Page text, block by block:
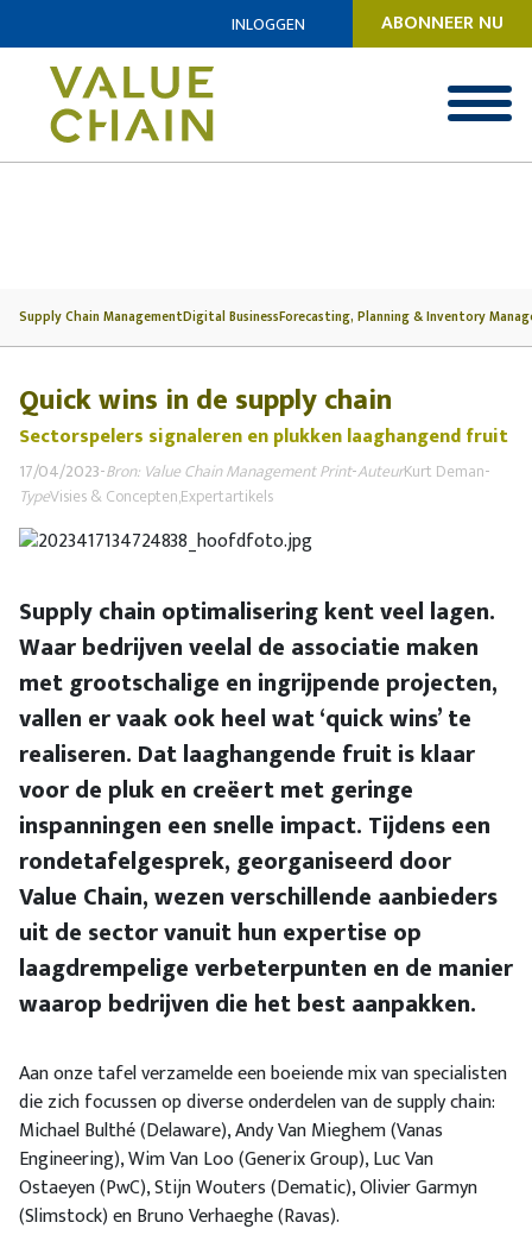
INLOGGEN ABONNEER NU
Supply Chain ManagementDigital BusinessForecasting, Planning & Inventory
Quick wins in de supply chain
Sectorspelers signaleren en plukken laaghangend fruit
17/04/2023-Bron: Value Chain Management Print-AuteurKurt Deman-
TypeVisies & Concepten,Expertartikels
Supply chain optimalisering kent veel lagen.
Waar bedrijven veelal de associatie maken
met grootschalige en ingrijpende projecten,
vallen er vaak ook heel wat ‘quick wins’ te
realiseren. Dat laaghangende fruit is klaar
voor de pluk en creëert met geringe
inspanningen een snelle impact. Tijdens een
rondetafelgesprek, georganiseerd door
Value Chain, wezen verschillende aanbieders
uit de sector vanuit hun expertise op
laagdrempelige verbeterpunten en de manier
waarop bedrijven die het best aanpakken.
Aan onze tafel verzamelde een boeiende mix van specialisten
die zich focussen op diverse onderdelen van de supply chain:
Michael Bulthé (Delaware), Andy Van Mieghem (Vanas
Engineering), Wim Van Loo (Generix Group), Luc Van
Ostaeyen (PwC), Stijn Wouters (Dematic), Olivier Garmyn
(Slimstock) en Bruno Verhaeghe (Ravas).